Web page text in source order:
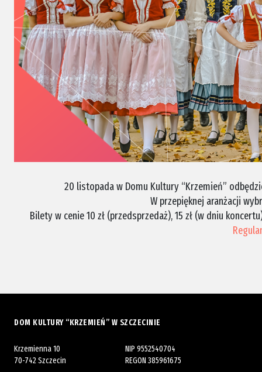
20 listopada w Domu Kultury “Krzemień”
W przepięknej aranżacji
Bilety w cenie 10 zł (przedsprzedaż), 15 zł (w dniu
DOM KULTURY “KRZEMIEŃ” W SZCZECINIE
Krzemienna 10
70-742 Szczecin
NIP 9552540704
REGON 385961675